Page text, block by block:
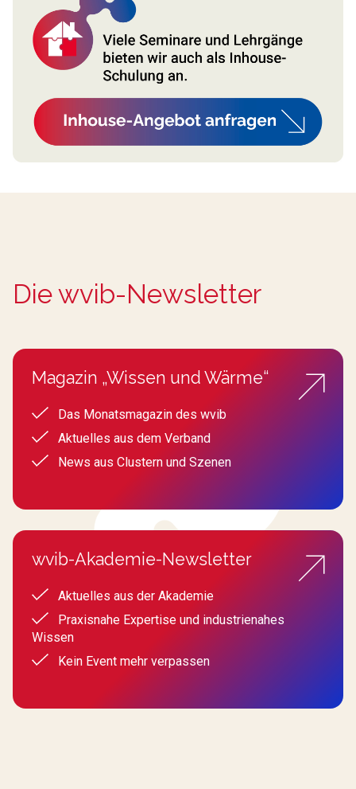
Die wvib-Newsletter
Magazin „Wissen und Wärme“
Das Monatsmagazin des wvib
Aktuelles aus dem Verband
News aus Clustern und Szenen
wvib-Akademie-Newsletter
Aktuelles aus der Akademie
Praxisnahe Expertise und industrienahes
Wissen
Kein Event mehr verpassen